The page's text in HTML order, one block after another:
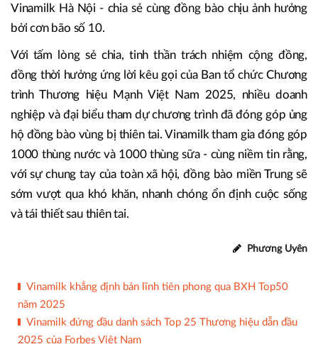
Vinamilk Hà Nội - chia sẻ cùng đồng bào chịu ảnh hưởng
bởi cơn bão số 10.
Với tấm lòng sẻ chia, tinh thần trách nhiệm cộng đồng,
đồng thời hưởng ứng lời kêu gọi của Ban tổ chức Chương
trình Thương hiệu Mạnh Việt Nam 2025, nhiều doanh
nghiệp và đại biểu tham dự chương trình đã đóng góp ủng
hộ đồng bào vùng bị thiên tai. Vinamilk tham gia đóng góp
1000 thùng nước và 1000 thùng sữa - cùng niềm tin rằng,
với sự chung tay của toàn xã hội, đồng bào miền Trung sẽ
sớm vượt qua khó khăn, nhanh chóng ổn định cuộc sống
và tái thiết sau thiên tai.
Phương Uyên
Vinamilk khẳng định bản lĩnh tiên phong qua BXH Top50
năm 2025
Vinamilk đứng đầu danh sách Top 25 Thương hiệu dẫn đầu
2025 của Forbes Việt Nam